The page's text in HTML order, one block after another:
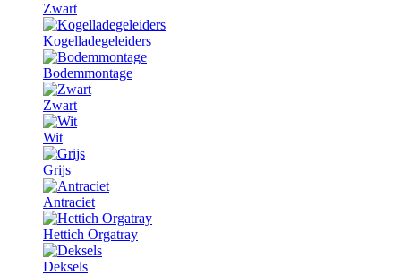
Zwart
Kogelladegeleiders
Bodemmontage
Zwart
Wit
Grijs
Antraciet
Hettich Orgatray
Deksels